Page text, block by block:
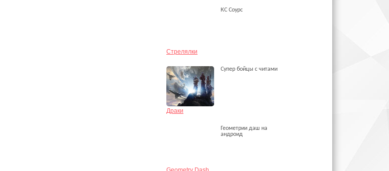
КС Соурс
Стрелялки
Супер бойцы с читами
Драки
Геометрии даш на
андроид